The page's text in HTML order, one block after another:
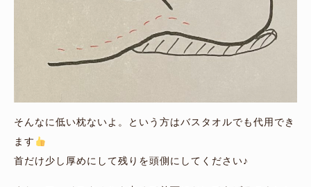
そんなに低い枕ないよ。という方はバスタオルでも代用でき
ます
首だけ少し厚めにして残りを頭側にしてください♪